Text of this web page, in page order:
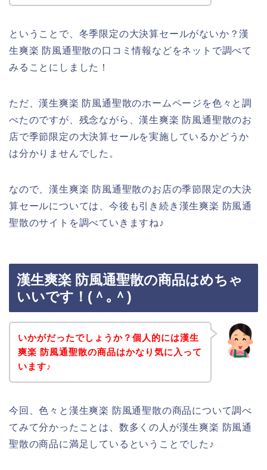
ということで、冬季限定の大決算セールがないか？漢
生爽楽 防風通聖散の口コミ情報などをネットで調べて
みることにしました！
ただ、漢生爽楽 防風通聖散のホームページを色々と調
べたのですが、残念ながら、漢生爽楽 防風通聖散のお
店で季節限定の大決算セールを実施しているかどうか
は分かりませんでした。
なので、漢生爽楽 防風通聖散のお店の季節限定の大決
算セールについては、今後も引き続き漢生爽楽 防風通
聖散のサイトを調べていきますね♪
漢生爽楽 防風通聖散の商品はめちゃ
いいです！(＾｡＾)
いかがだったでしょうか？個人的には漢生
爽楽 防風通聖散の商品はかなり気に入って
います♪
今回、色々と漢生爽楽 防風通聖散の商品について調べ
てみて分かったことは、数多くの人が漢生爽楽 防風通
聖散の商品に満足しているということでした♪